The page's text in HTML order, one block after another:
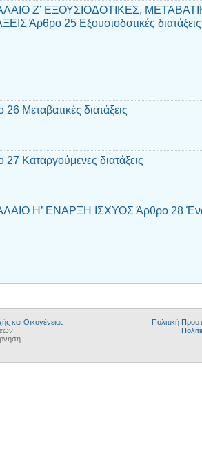
Ζ’ ΕΞΟΥΣΙΟΔΟΤΙΚΕΣ,
Άρθρο 25 Εξουσιοδοτικές διατάξεις
Μεταβατικές διατάξεις
27 Καταργούμενες διατάξεις
Η’ ΕΝΑΡΞΗ ΙΣΧΥΟΣ Άρθρο 28
και Οικογένειας
Πολιτική